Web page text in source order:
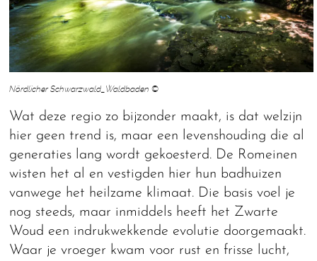
Nördlicher Schwarzwald_Waldbaden ©
Wat deze regio zo bijzonder maakt, is dat welzijn
hier geen trend is, maar een levenshouding die al
generaties lang wordt gekoesterd. De Romeinen
wisten het al en vestigden hier hun badhuizen
vanwege het heilzame klimaat. Die basis voel je
nog steeds, maar inmiddels heeft het Zwarte
Woud een indrukwekkende evolutie doorgemaakt.
Waar je vroeger kwam voor rust en frisse lucht,